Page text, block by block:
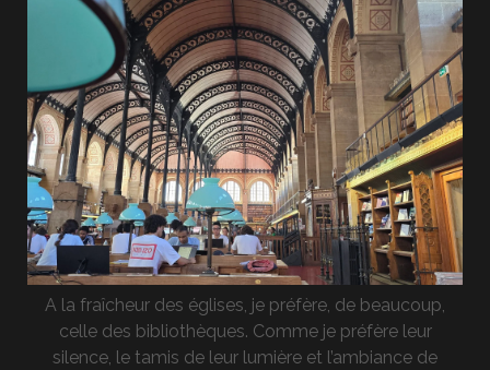
A la fraîcheur des églises, je préfère, de beaucoup,
celle des bibliothèques. Comme je préfère leur
silence, le tamis de leur lumière et l’ambiance de